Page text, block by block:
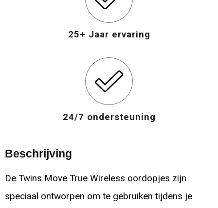
25+ Jaar ervaring
24/7 ondersteuning
Beschrijving
De Twins Move True Wireless oordopjes zijn
speciaal ontworpen om te gebruiken tijdens je